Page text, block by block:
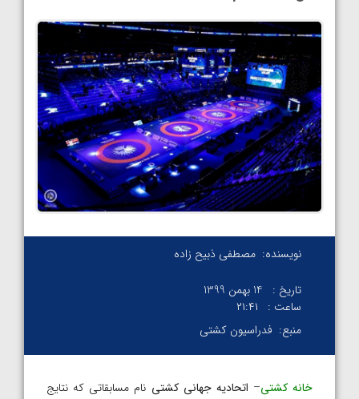
نویسنده: مصطفی ذبیح زاده
تاریخ :
14 بهمن 1399
ساعت :
۲۱:۴۱
منبع: فدراسیون کشتی
خانه کشتی– اتحادیه جهانی کشتی نام مسابقاتی که نتایج